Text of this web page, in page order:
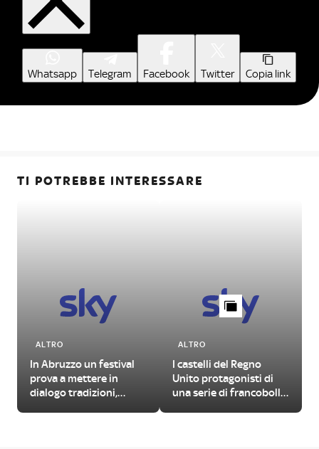
Whatsapp Telegram Facebook Twitter Copia link
TI POTREBBE INTERESSARE
ALTRO
In Abruzzo un festival
prova a mettere in
dialogo tradizioni,
ALTRO
I castelli del Regno
Unito protagonisti di
una serie di francobolli